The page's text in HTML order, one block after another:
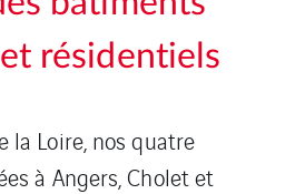
résidentiels
la Loire, nos quatre
à Angers, Cholet et